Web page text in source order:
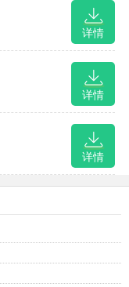
详情
详情
详情